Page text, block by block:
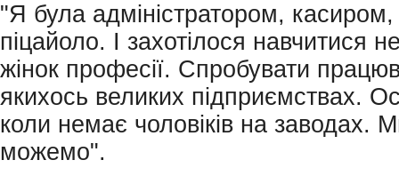
"Я була адміністратором,
піцайоло. І захотілося навчитися
жінок професії. Спробувати
якихось великих підприємствах.
коли немає чоловіків на заводах.
можемо".